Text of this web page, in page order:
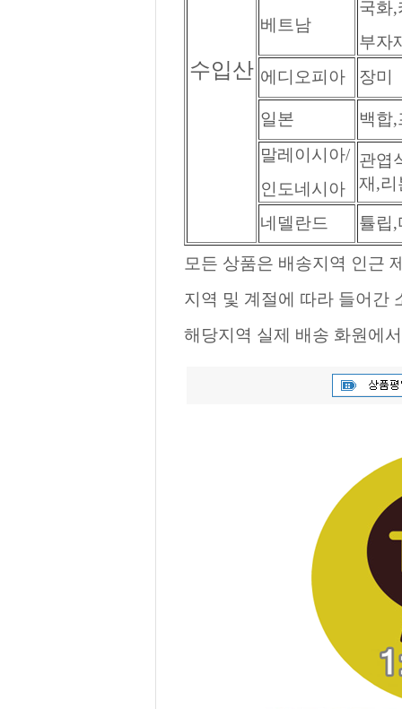
수입산
베트남
국화
부자
에디오피아
장미
일본
백합
말레이시아/
인도네시아
관엽
재,리
네델란드 튤립
모든 상품은 배송지역 인근
지역 및 계절에 따라 들어간
해당지역 실제 배송 화원에